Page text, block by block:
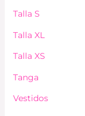
Talla S
Talla XL
Talla XS
Tanga
Vestidos